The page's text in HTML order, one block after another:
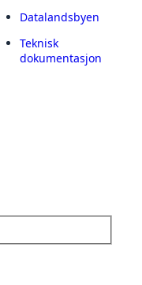
Datalandsbyen
Teknisk
dokumentasjon